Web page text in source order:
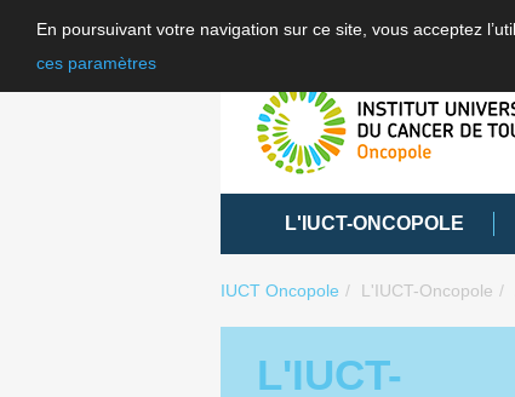
En poursuivant votre navigation sur ce site, vous acceptez
ces paramètres
L'IUCT-ONCOPOLE
IUCT Oncopole L'IUCT-Oncopole
L'IUCT-